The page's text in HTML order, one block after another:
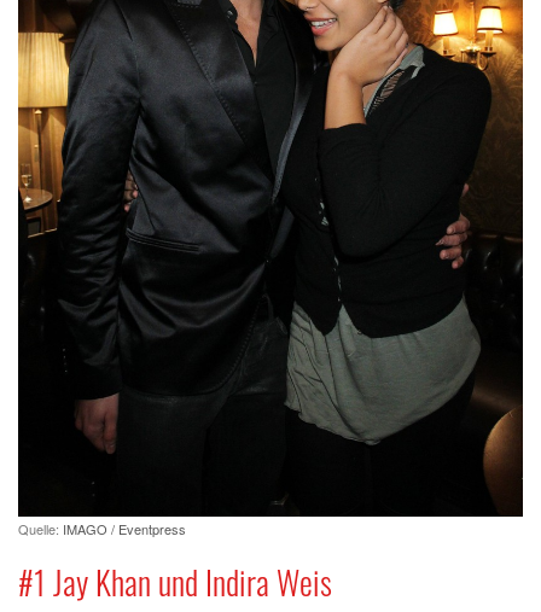
Quelle: IMAGO / Eventpress
#1 Jay Khan und Indira Weis